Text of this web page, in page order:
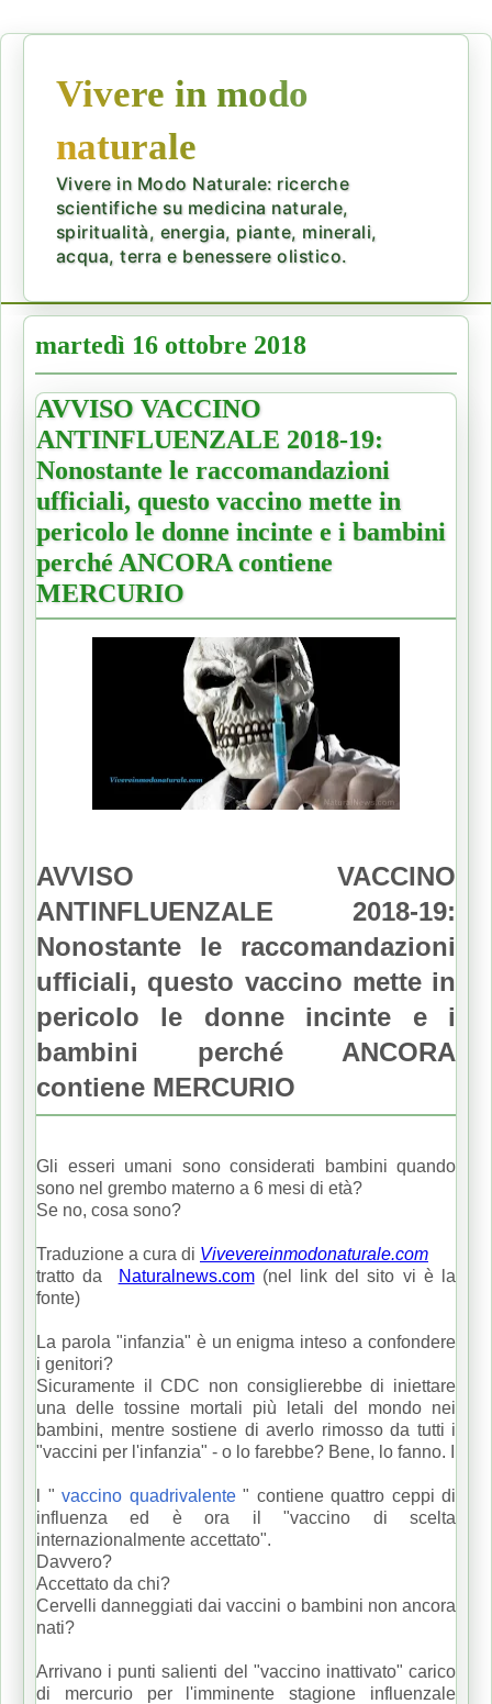
Vivere in modo
naturale
Vivere in Modo Naturale: ricerche
scientifiche su medicina naturale,
spiritualità, energia, piante, minerali,
acqua, terra e benessere olistico.
martedì 16 ottobre 2018
AVVISO VACCINO
ANTINFLUENZALE 2018-19:
Nonostante le raccomandazioni
ufficiali, questo vaccino mette in
pericolo le donne incinte e i bambini
perché ANCORA contiene
MERCURIO
AVVISO VACCINO
ANTINFLUENZALE 2018-19:
Nonostante le raccomandazioni
ufficiali, questo vaccino mette in
pericolo le donne incinte e i
bambini perché ANCORA
contiene MERCURIO
Gli esseri umani sono considerati bambini quando
sono nel grembo materno a 6 mesi di età?
Se no, cosa sono?
Traduzione a cura di Vivevereinmodonaturale.com
tratto da
Naturalnews.com(nel link del sito vi è la
fonte)
La parola "infanzia" è un enigma inteso a confondere
i genitori?
Sicuramente il CDC non consiglierebbe di iniettare
una delle tossine mortali più letali del mondo nei
bambini, mentre sostiene di averlo rimosso da tutti i
"vaccini per l'infanzia" - o lo farebbe? Bene, lo fanno.
l " vaccino quadrivalente" contiene quattro ceppi di
influenza ed è ora il "vaccino di scelta
internazionalmente accettato".
Davvero?
Accettato da chi?
Cervelli danneggiati dai vaccini o bambini non ancora
nati?
Arrivano i punti salienti del "vaccino inattivato" carico
di mercurio per l'imminente stagione influenzale